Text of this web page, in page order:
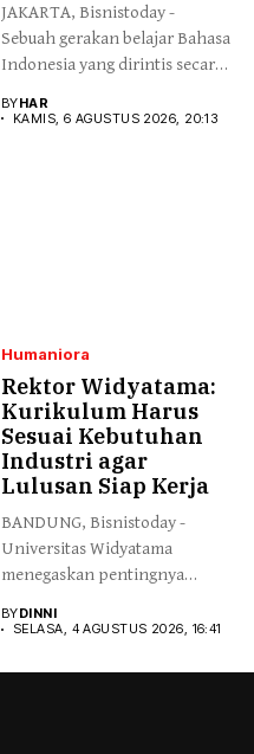
JAKARTA, Bisnistoday -
Sebuah gerakan belajar Bahasa
Indonesia yang dirintis secara
BYHAR
KAMIS, 6 AGUSTUS 2026, 20:13
Humaniora
Rektor Widyatama:
Kurikulum Harus
Sesuai Kebutuhan
Industri agar
Lulusan Siap Kerja
BANDUNG, Bisnistoday -
Universitas Widyatama
menegaskan pentingnya
pendidikan tinggi yang
BYDINNI
SELASA, 4 AGUSTUS 2026, 16:41